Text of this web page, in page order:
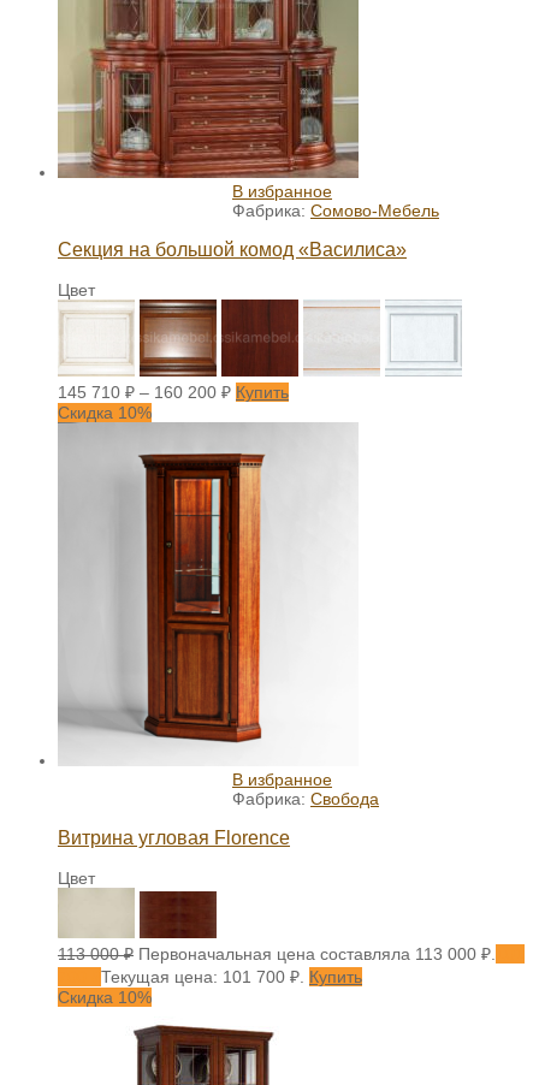
В избранное
Фабрика: Сомово-Мебель
Секция на большой комод «Василиса»
Цвет
145 710 ₽ – 160 200 ₽ Купить
Скидка 10%
В избранное
Фабрика: Свобода
Витрина угловая Florence
Цвет
113 000₽ Первоначальная цена составляла 113 000 ₽.
Текущая цена: 101 700 ₽. Купить
Скидка 10%